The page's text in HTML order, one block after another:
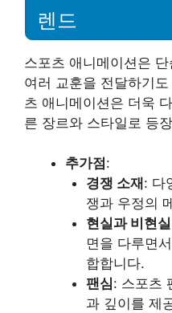
렌드
스포츠 애니메이션은
여러 교훈을 전달하기
츠 애니메이션은 더욱
른 장르와 스타일로 등
추가점 :
경쟁 소재 : 다
쟁과 우정의
현실과 비현실
면을 다루면
합합니다.
팬심: 스포츠
과 깊이를 제